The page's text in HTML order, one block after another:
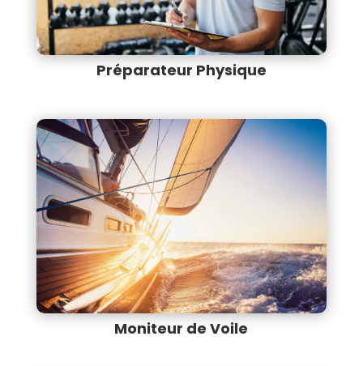
Préparateur Physique
Moniteur de Voile